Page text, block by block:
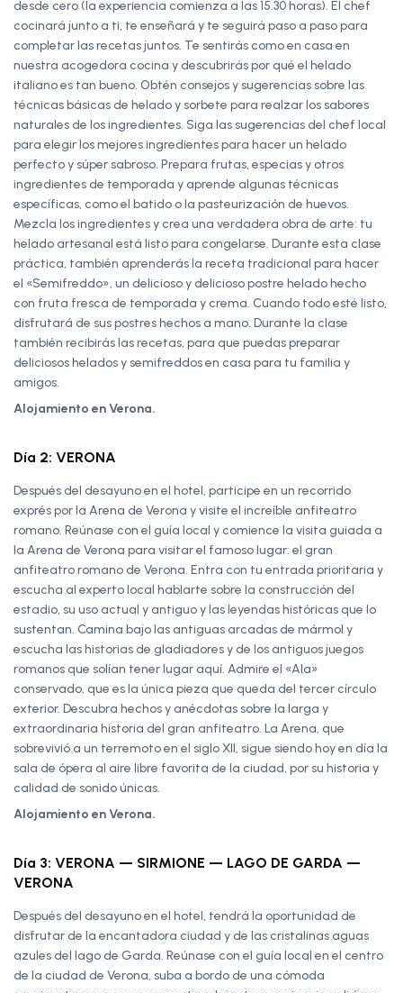
desde cero (la experiencia comienza a las 15.30 horas). El chef
cocinará junto a ti, te enseñará y te seguirá paso a paso para
completar las recetas juntos. Te sentirás como en casa en
nuestra acogedora cocina y descubrirás por qué el helado
italiano es tan bueno. Obtén consejos y sugerencias sobre las
técnicas básicas de helado y sorbete para realzar los sabores
naturales de los ingredientes. Siga las sugerencias del chef local
para elegir los mejores ingredientes para hacer un helado
perfecto y súper sabroso. Prepara frutas, especias y otros
ingredientes de temporada y aprende algunas técnicas
específicas, como el batido o la pasteurización de huevos.
Mezcla los ingredientes y crea una verdadera obra de arte: tu
helado artesanal está listo para congelarse. Durante esta clase
práctica, también aprenderás la receta tradicional para hacer
el «Semifreddo», un delicioso y delicioso postre helado hecho
con fruta fresca de temporada y crema. Cuando todo esté listo,
disfrutará de sus postres hechos a mano. Durante la clase
también recibirás las recetas, para que puedas preparar
deliciosos helados y semifreddos en casa para tu familia y
amigos.
Alojamiento en Verona.
Día 2: VERONA
Después del desayuno en el hotel, participe en un recorrido
exprés por la Arena de Verona y visite el increíble anfiteatro
romano. Reúnase con el guía local y comience la visita guiada a
la Arena de Verona para visitar el famoso lugar: el gran
anfiteatro romano de Verona. Entra con tu entrada prioritaria y
escucha al experto local hablarte sobre la construcción del
estadio, su uso actual y antiguo y las leyendas históricas que lo
sustentan. Camina bajo las antiguas arcadas de mármol y
escucha las historias de gladiadores y de los antiguos juegos
romanos que solían tener lugar aquí. Admire el «Ala»
conservado, que es la única pieza que queda del tercer círculo
exterior. Descubra hechos y anécdotas sobre la larga y
extraordinaria historia del gran anfiteatro. La Arena, que
sobrevivió a un terremoto en el siglo XII, sigue siendo hoy en día la
sala de ópera al aire libre favorita de la ciudad, por su historia y
calidad de sonido únicas.
Alojamiento en Verona.
Día 3: VERONA — SIRMIONE — LAGO DE GARDA —
VERONA
Después del desayuno en el hotel, tendrá la oportunidad de
disfrutar de la encantadora ciudad y de las cristalinas aguas
azules del lago de Garda. Reúnase con el guía local en el centro
de la ciudad de Verona, suba a bordo de una cómoda